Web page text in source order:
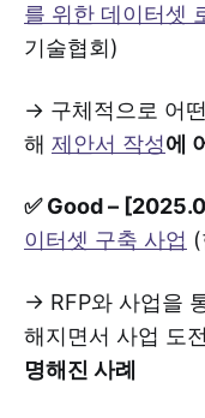
를 위한 데이터셋
기술협회)
→ 구체적으로 어
해 제안서 작성에
✅ Good –
이터셋 구축 사업
→ RFP와 사업을
해지면서 사업 도
명해진 사례